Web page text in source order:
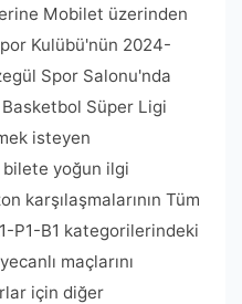
Mobilet üzerinden
Kulübü'nün 2024-
Spor Salonu'nda
Süper Ligi
isteyen
yoğun ilgi
karşılaşmalarının Tüm
P1-B1 kategorilerindeki
maçlarını
için diğer